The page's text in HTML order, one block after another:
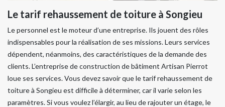
Le tarif rehaussement de toiture à Songieu
Le personnel est le moteur d’une entreprise. Ils jouent des rôles
indispensables pour la réalisation de ses missions. Leurs services
dépendent, néanmoins, des caractéristiques de la demande des
clients. L’entreprise de construction de bâtiment Artisan Pierrot
loue ses services. Vous devez savoir que le tarif rehaussement de
toiture à Songieu est difficile à déterminer, car il varie selon les
paramètres. Si vous voulez l’élargir, au lieu de rajouter un étage, le